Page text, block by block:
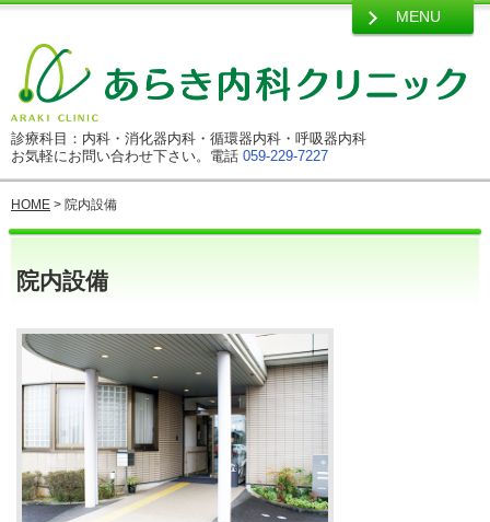
診療科目：内科・消化器内科・循環器内科・呼吸器内科
お気軽にお問い合わせ下さい。電話 059-229-7227
HOME > 院内設備
院内設備
MENU